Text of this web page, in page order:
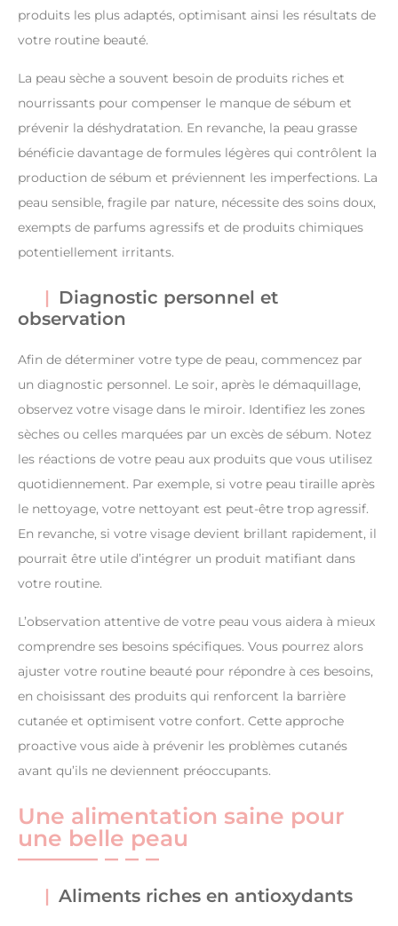
produits les plus adaptés, optimisant ainsi les résultats de
votre routine beauté.
La peau sèche a souvent besoin de produits riches et
nourrissants pour compenser le manque de sébum et
prévenir la déshydratation. En revanche, la peau grasse
bénéficie davantage de formules légères qui contrôlent la
production de sébum et préviennent les imperfections. La
peau sensible, fragile par nature, nécessite des soins doux,
exempts de parfums agressifs et de produits chimiques
potentiellement irritants.
Diagnostic personnel et
observation
Afin de déterminer votre type de peau, commencez par
un diagnostic personnel. Le soir, après le démaquillage,
observez votre visage dans le miroir. Identifiez les zones
sèches ou celles marquées par un excès de sébum. Notez
les réactions de votre peau aux produits que vous utilisez
quotidiennement. Par exemple, si votre peau tiraille après
le nettoyage, votre nettoyant est peut-être trop agressif.
En revanche, si votre visage devient brillant rapidement, il
pourrait être utile d’intégrer un produit matifiant dans
votre routine.
L’observation attentive de votre peau vous aidera à mieux
comprendre ses besoins spécifiques. Vous pourrez alors
ajuster votre routine beauté pour répondre à ces besoins,
en choisissant des produits qui renforcent la barrière
cutanée et optimisent votre confort. Cette approche
proactive vous aide à prévenir les problèmes cutanés
avant qu’ils ne deviennent préoccupants.
Une alimentation saine pour
une belle peau
Aliments riches en antioxydants